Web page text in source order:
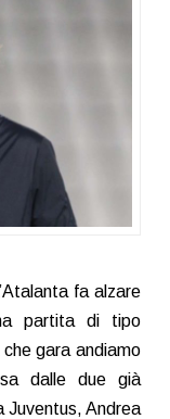
fa alzare
partita di tipo
gara andiamo
dalle due già
Juventus, Andrea